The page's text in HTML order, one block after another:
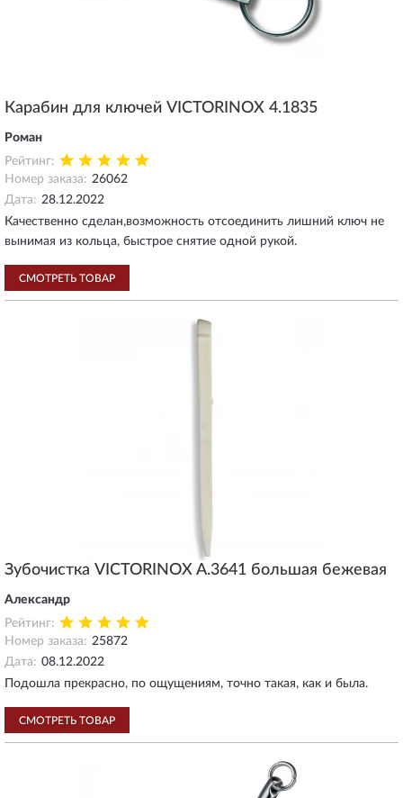
Карабин для ключей VICTORINOX 4.1835
Роман
Рейтинг:
Номер заказа: 26062
Дата: 28.12.2022
Качественно сделан,возможность отсоединить лишний ключ не
вынимая из кольца, быстрое снятие одной рукой.
СМОТРЕТЬ ТОВАР
Зубочистка VICTORINOX A.3641 большая бежевая
Александр
Рейтинг:
Номер заказа: 25872
Дата: 08.12.2022
Подошла прекрасно, по ощущениям, точно такая, как и была.
СМОТРЕТЬ ТОВАР